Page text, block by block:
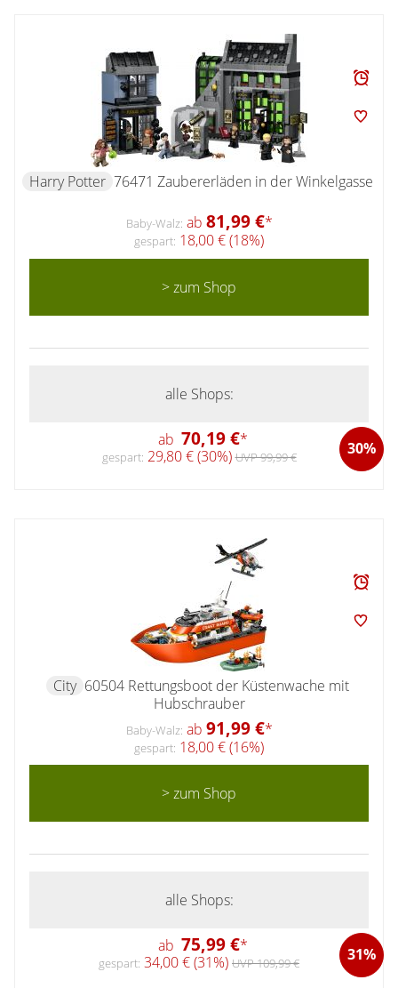
Harry Potter 76471 Zaubererläden in der Winkelgasse
Baby-Walz: ab 81,99 €*
gespart: 18,00 € (18%)
> zum Shop
alle Shops:
ab 70,19 €* 30%
gespart: 29,80 € (30%)UVP 99,99 €
City 60504 Rettungsboot der Küstenwache mit
Hubschrauber
Baby-Walz: ab 91,99 €*
gespart: 18,00 € (16%)
> zum Shop
alle Shops:
ab 75,99 €* 31%
gespart: 34,00 € (31%) UVP 109,99 €